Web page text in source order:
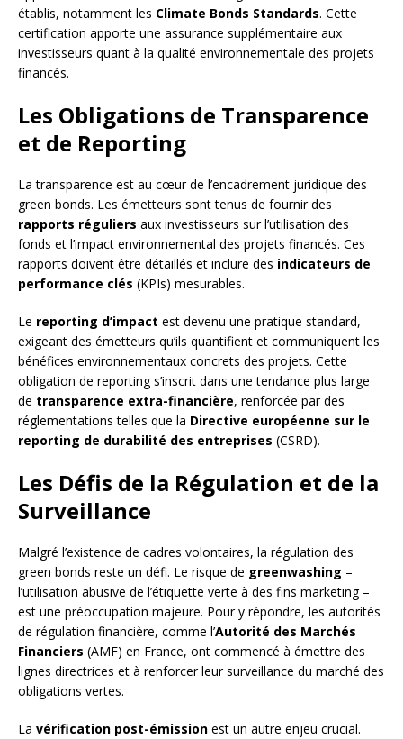
établis, notamment les Climate Bonds Standards. Cette
certification apporte une assurance supplémentaire aux
investisseurs quant à la qualité environnementale des projets
financés.
Les Obligations de Transparence
et de Reporting
La transparence est au cœur de l’encadrement juridique des
green bonds. Les émetteurs sont tenus de fournir des
rapports réguliers aux investisseurs sur l’utilisation des
fonds et l’impact environnemental des projets financés. Ces
rapports doivent être détaillés et inclure des indicateurs de
performance clés (KPIs) mesurables.
Le reporting d’impact est devenu une pratique standard,
exigeant des émetteurs qu’ils quantifient et communiquent les
bénéfices environnementaux concrets des projets. Cette
obligation de reporting s’inscrit dans une tendance plus large
de transparence extra-financière, renforcée par des
réglementations telles que la Directive européenne sur le
reporting de durabilité des entreprises (CSRD).
Les Défis de la Régulation et de la
Surveillance
Malgré l’existence de cadres volontaires, la régulation des
green bonds reste un défi. Le risque de greenwashing –
l’utilisation abusive de l’étiquette verte à des fins marketing –
est une préoccupation majeure. Pour y répondre, les autorités
de régulation financière, comme l’Autorité des Marchés
Financiers (AMF) en France, ont commencé à émettre des
lignes directrices et à renforcer leur surveillance du marché des
obligations vertes.
La vérification post-émission est un autre enjeu crucial.